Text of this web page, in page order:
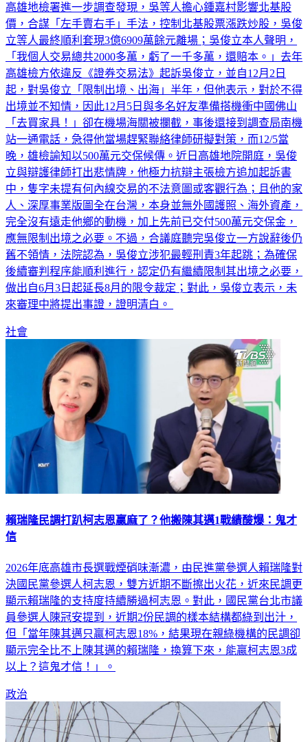
發現他與北基持股大戶如吳俊立等，另案涉及內線交易案，經
高雄地檢署進一步調查發現，吳等人擔心鍾嘉村影響北基股
價，合謀「左手賣右手」手法，控制北基股票漲跌炒股，吳俊
立等人最終順利套現3億6909萬餘元離場；吳俊立本人聲明，
「我個人交易總共2000多萬，虧了一千多萬，還賠本。」去年
高雄檢方依違反《證券交易法》起訴吳俊立，並自12月2日
起，對吳俊立「限制出境、出海」半年，但他表示，對於不得
出境並不知情，因此12月5日與多名好友準備搭機衝中國佛山
「去買家具！」卻在機場海關被攔截，事後還接到調查局南機
站一通電話，急得他當場趕緊聯絡律師研擬對策，而12/5當
晚，雄檢諭知以500萬元交保候傳。近日高雄地院開庭，吳俊
立與辯護律師打出悲情牌，他極力抗辯主張檢方追加起訴書
中，隻字未提有何內線交易的不法意圖或客觀行為；且他的家
人、深厚事業版圖全在台灣，本身並無外國護照、海外資產，
完全沒有遠走他鄉的動機，加上先前已交付500萬元交保金，
應無限制出境之必要。不過，合議庭聽完吳俊立一方說辭後仍
舊不領情，法院認為，吳俊立涉犯最輕刑責3年起跳；為確保
後續審判程序能順利進行，認定仍有繼續限制其出境之必要，
做出自6月3日起延長8月的限令裁定；對此，吳俊立表示，未
賴瑞隆民調打趴柯志恩贏麻了？他搬陳其邁1戰績酸爆：鬼才
2026年底高雄市長選戰煙硝味漸濃，由民進黨參選人賴瑞隆對
決國民黨參選人柯志恩，雙方近期不斷擦出火花，近來民調更
顯示賴瑞隆的支持度持續勝過柯志恩。對此，國民黨台北市議
員參選人陳冠安提到，近期2份民調的樣本結構都綠到出汁，
但「當年陳其邁只贏柯志恩18%，結果現在親綠機構的民調卻
顯示完全比不上陳其邁的賴瑞隆，換算下來，能贏柯志恩3成
政治